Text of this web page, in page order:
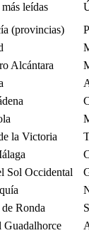
leídas
(provincias)
Alcántara
la Victoria
Sol Occidental
Ronda
Guadalhorce